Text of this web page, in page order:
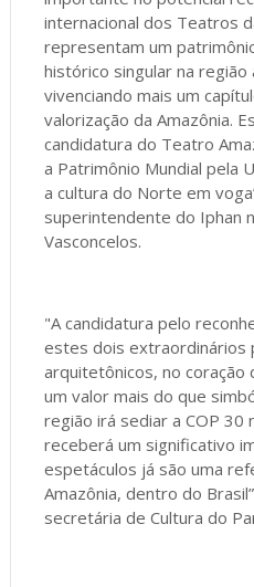
internacional dos Teatros
representam um
histórico singular na região
vivenciando mais um
valorização da Amazônia.
candidatura do Teatro
a Patrimônio Mundial pela
a cultura do Norte em
superintendente do Iphan
Vasconcelos.
"A candidatura pelo
estes dois extraordinários
arquitetônicos, no coração
um valor mais do que
região irá sediar a COP 30
receberá um significativo
espetáculos já são uma
Amazônia, dentro do
secretária de Cultura do